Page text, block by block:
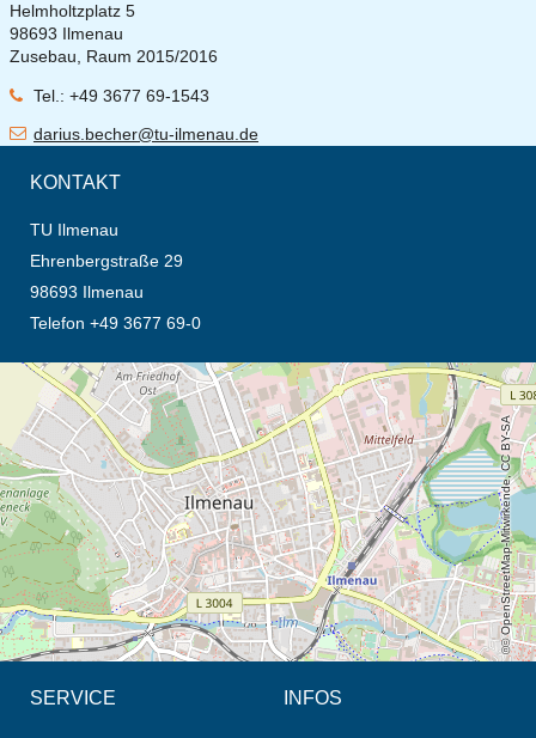
Helmholtzplatz 5
98693 Ilmenau
Zusebau, Raum 2015/2016
Tel.: +49 3677 69-1543
darius.becher@tu-ilmenau.de
KONTAKT
TU Ilmenau
Ehrenbergstraße 29
98693 Ilmenau
Telefon +49 3677 69-0
Öffnet die Anfahrtsbeschreibung in neuem Tab (Karte)
© OpenStreetMap-Mitwirkende, CC BY-SA
SERVICE INFOS